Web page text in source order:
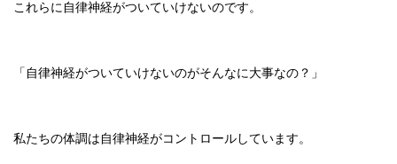
これらに自律神経がついていけないのです。
「自律神経がついていけないのがそんなに大事なの？」
私たちの体調は自律神経がコントロールしています。